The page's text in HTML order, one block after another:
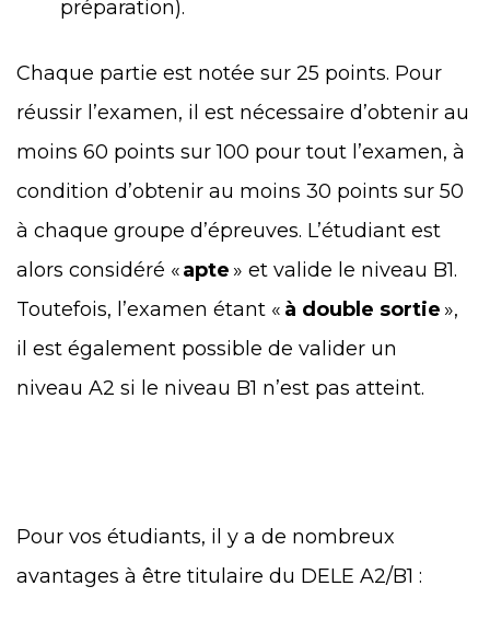
préparation).
Chaque partie est notée sur 25 points. Pour
réussir l’examen, il est nécessaire d’obtenir au
moins 60 points sur 100 pour tout l’examen, à
condition d’obtenir au moins 30 points sur 50
à chaque groupe d’épreuves. L’étudiant est
alors considéré «apte » et valide le niveau B1.
Toutefois, l’examen étant « à double sortie »,
il est également possible de valider un
niveau A2 si le niveau B1 n’est pas atteint.
Pour vos étudiants, il y a de nombreux
avantages à être titulaire du DELE A2/B1 :